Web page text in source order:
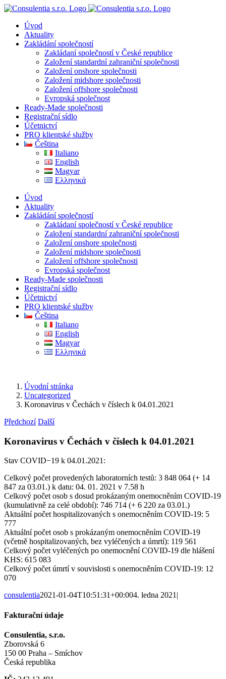
Přeskočit
obsah
Úvod
Aktuality
Zakládání společností
Zakládaní společností v České republice
Založení standardní zahraniční společnosti
Založení onshore společnosti
Založení midshore společnosti
Založení offshore společnosti
Evropská společnost
Ready-Made společnosti
Registrační sídlo
Účetnictví
PRO klientské služby
Čeština
Italiano
English
Magyar
Ελληνικά
Úvod
Aktuality
Zakládání společností
Zakládaní společností v České republice
Založení standardní zahraniční společnosti
Založení onshore společnosti
Založení midshore společnosti
Založení offshore společnosti
Evropská společnost
Ready-Made společnosti
Registrační sídlo
Účetnictví
PRO klientské služby
Čeština
Italiano
English
Magyar
Ελληνικά
Úvodní stránka
Uncategorized
Koronavirus v Čechách v číslech k 04.01.2021
Předchozí Další
Koronavirus v Čechách v číslech k 04.01.2021
Stav COVID−19 k 04.01.2021:
Celkový počet provedených laboratorních testů: 3 848 064 (+ 14
847 za 03.01.) k datu: 04. 01. 2021 v 7.58 h
Celkový počet osob s dosud prokázaným onemocněním COVID‑19
(kumulativně za celé období): 746 714 (+ 6 220 za 03.01.)
Aktuální počet hospitalizovaných s onemocněním COVID‑19: 5
777
Aktuální počet osob s prokázaným onemocněním COVID‑19
(včetně hospitalizovaných, bez vyléčených a úmrtí): 119 561
Celkový počet vyléčených po onemocnění COVID‑19 dle hlášení
KHS: 615 083
Celkový počet úmrtí v souvislosti s onemocněním COVID‑19: 12
070
consulentia2021-01-04T10:51:31+00:004. ledna 2021|
Fakturační údaje
Consulentia, s.r.o.
Zborovská 6
150 00 Praha – Smíchov
Česká republika